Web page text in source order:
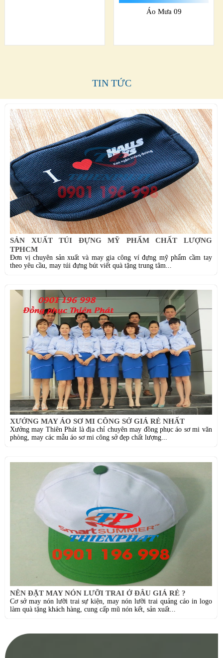
Áo Mưa 09
TIN TỨC
SẢN XUẤT TÚI ĐỰNG MỸ PHẨM CHẤT LƯỢNG
TPHCM
Đơn vị chuyên sản xuất và may gia công ví đựng mỹ phẩm cầm tay
theo yêu cầu, may túi đựng bút viết quà tặng trung tâm...
XƯỞNG MAY ÁO SƠ MI CÔNG SỞ GIÁ RẺ NHẤT
Xưởng may Thiên Phát là địa chỉ chuyên may đồng phục áo sơ mi văn
phòng, may các mẫu áo sơ mi công sở đẹp chất lượng...
NÊN ĐẶT MAY NÓN LƯỠI TRAI Ở ĐÂU GIÁ RẺ ?
Cơ sở may nón lưỡi trai sự kiện, may nón lưỡi trai quảng cáo in logo
làm quà tặng khách hàng, cung cấp mũ nón kết, sản xuất...